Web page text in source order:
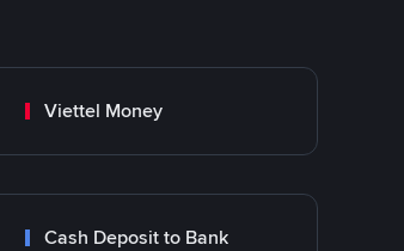
Viettel Money
Cash Deposit to Bank